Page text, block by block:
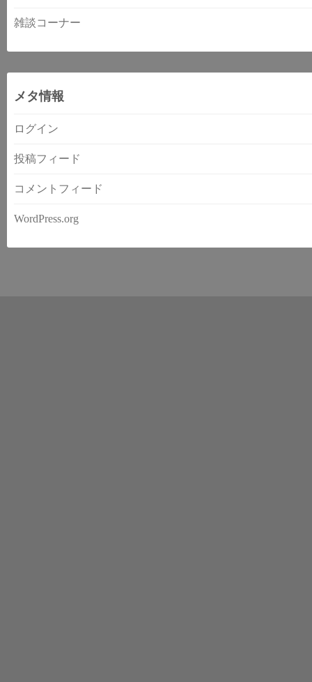
雑談コーナー
メタ情報
ログイン
投稿フィード
コメントフィード
WordPress.org